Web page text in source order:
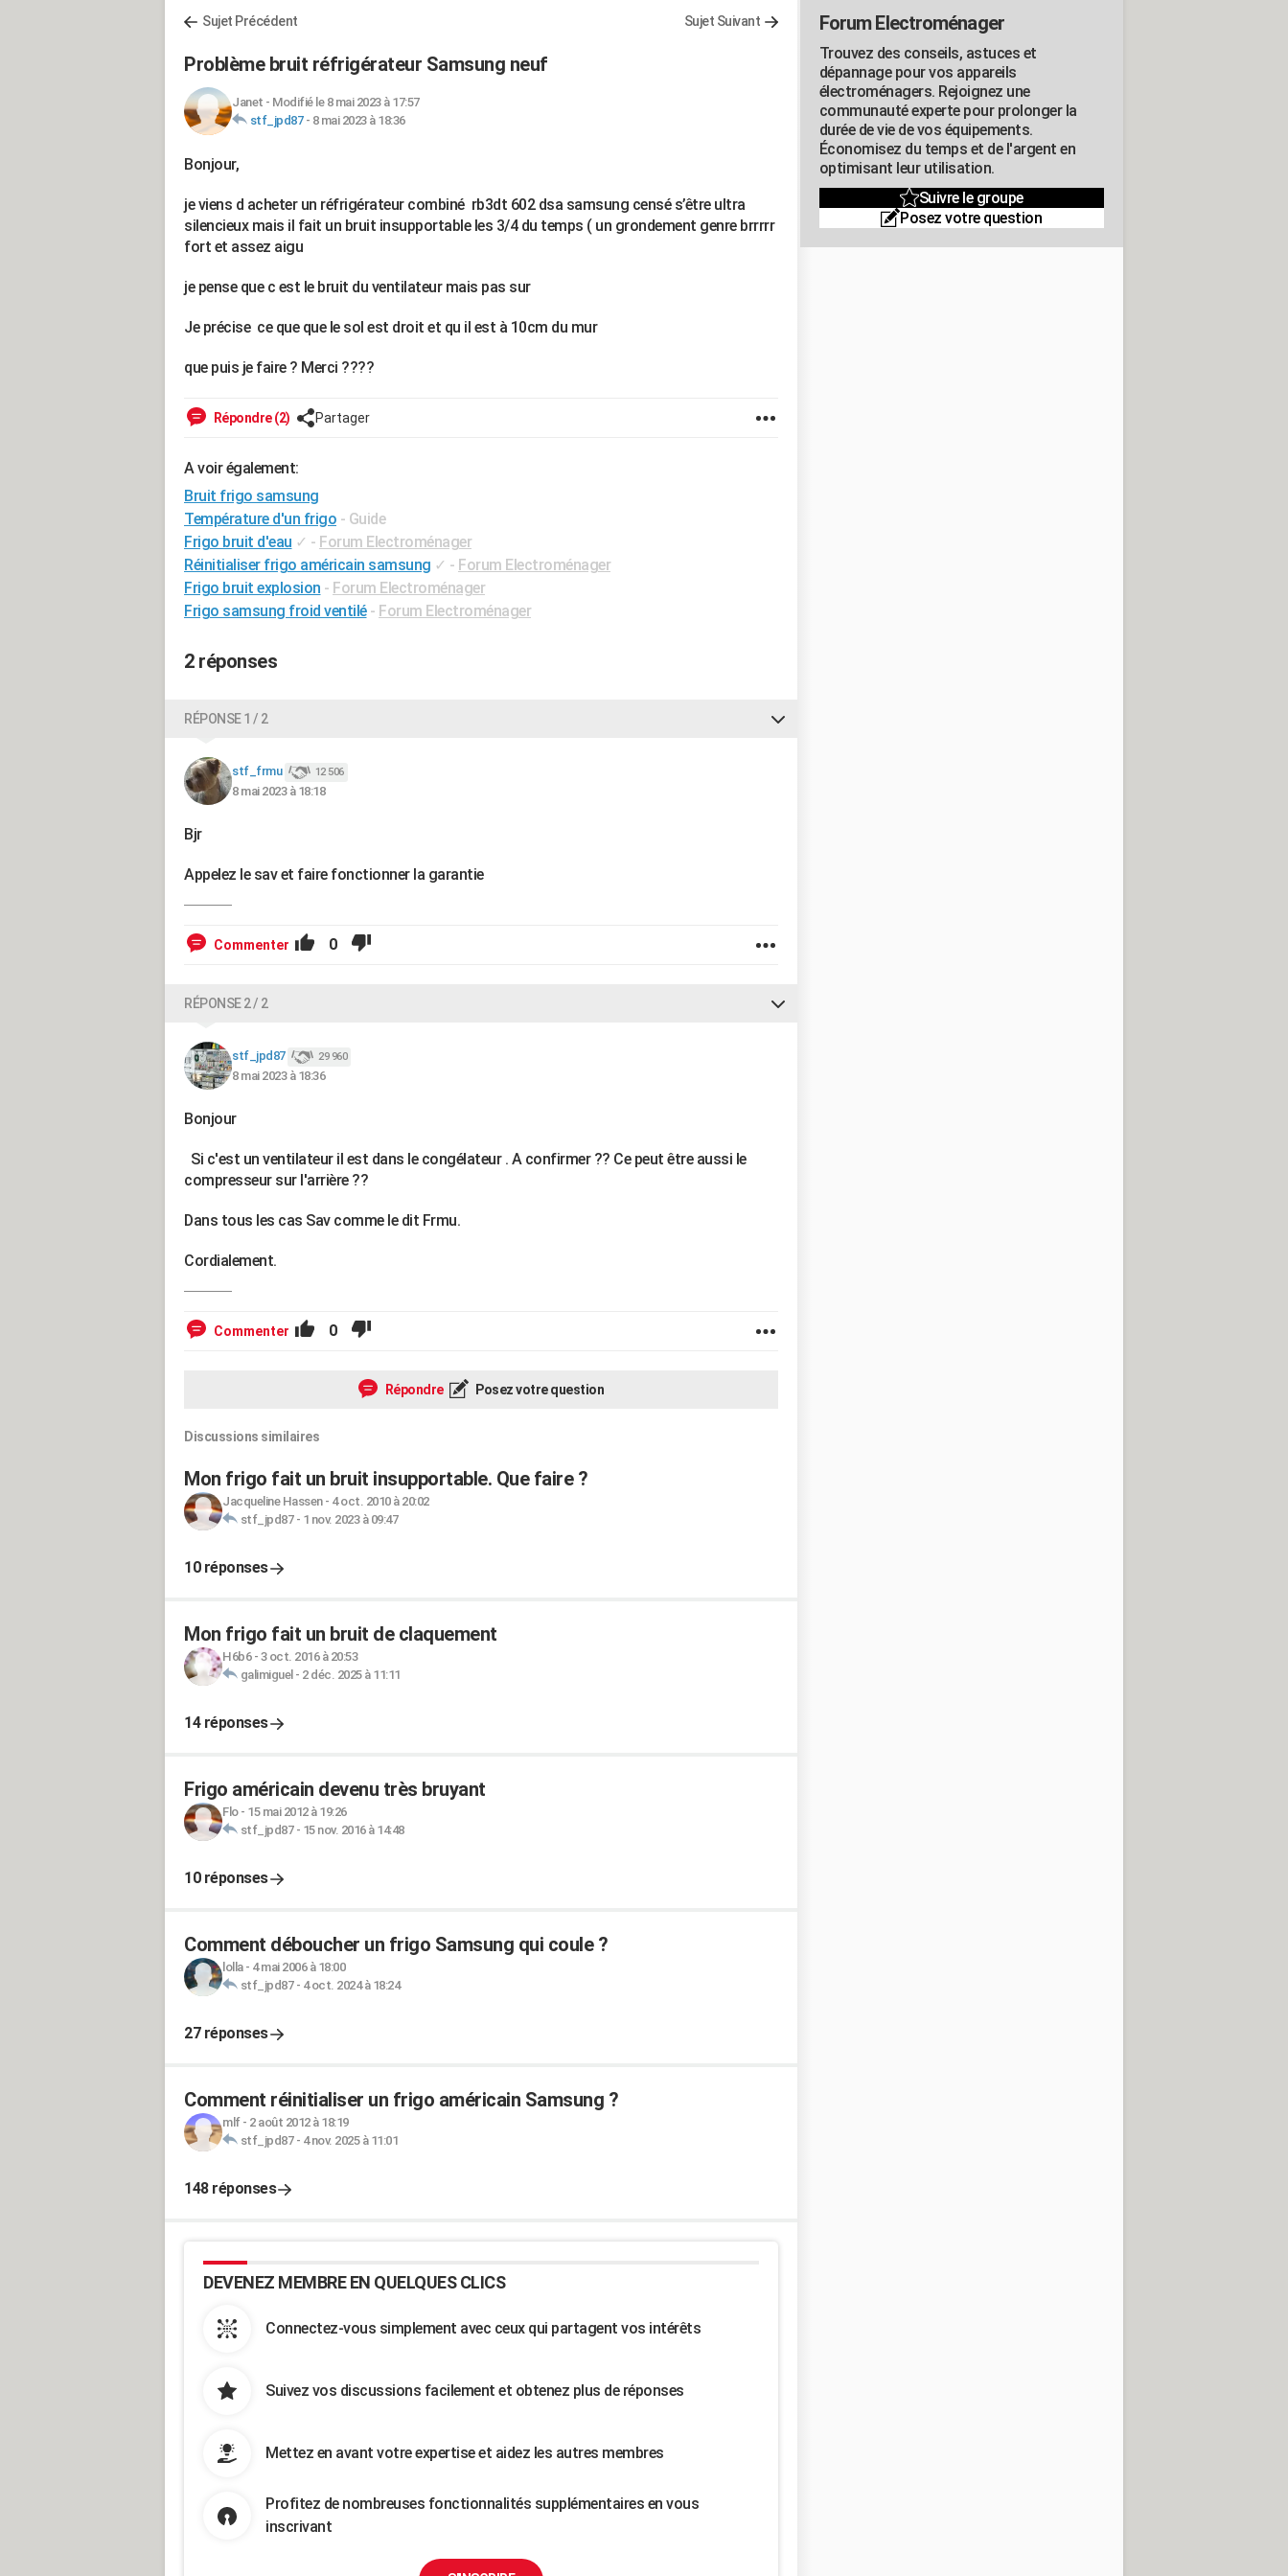
Sujet Précédent Sujet Suivant
Problème bruit réfrigérateur Samsung neuf
Janet - Modifié le 8 mai 2023 à 17:57
stf_jpd87- 8 mai 2023 à 18:36
Bonjour,
je viens d acheter un réfrigérateur combiné rb3dt 602 dsa samsung censé s’être ultra
silencieux mais il fait un bruit insupportable les 3/4 du temps ( un grondement genre brrrrr
fort et assez aigu
je pense que c est le bruit du ventilateur mais pas sur
Je précise ce que que le sol est droit et qu il est à 10cm du mur
que puis je faire ? Merci ????
Répondre (2) Partager
A voir également:
Bruit frigo samsung
Température d'un frigo - Guide
Frigo bruit d'eau ✓ - Forum Electroménager
Réinitialiser frigo américain samsung ✓ - Forum Electroménager
Frigo bruit explosion - Forum Electroménager
Frigo samsung froid ventilé - Forum Electroménager
2 réponses
RÉPONSE 1 / 2
stf_frmu 12 506
8 mai 2023 à 18:18
Bjr
Appelez le sav et faire fonctionner la garantie
Commenter 0
RÉPONSE 2 / 2
stf_jpd87 29 960
8 mai 2023 à 18:36
Bonjour
Si c'est un ventilateur il est dans le congélateur . A confirmer ?? Ce peut être aussi le
compresseur sur l'arrière ??
Dans tous les cas Sav comme le dit Frmu.
Cordialement.
Commenter 0
Répondre Posez votre question
Discussions similaires
Mon frigo fait un bruit insupportable. Que faire ?
Jacqueline Hassen- 4 oct. 2010 à 20:02
stf_jpd87- 1 nov. 2023 à 09:47
10 réponses
Mon frigo fait un bruit de claquement
H6b6- 3 oct. 2016 à 20:53
galimiguel - 2 déc. 2025 à 11:11
14 réponses
Frigo américain devenu très bruyant
Flo- 15 mai 2012 à 19:26
stf_jpd87- 15 nov. 2016 à 14:48
10 réponses
Comment déboucher un frigo Samsung qui coule ?
lolla- 4 mai 2006 à 18:00
stf_jpd87- 4 oct. 2024 à 18:24
27 réponses
Comment réinitialiser un frigo américain Samsung ?
mlf- 2 août 2012 à 18:19
stf_jpd87- 4 nov. 2025 à 11:01
148 réponses
DEVENEZ MEMBRE EN QUELQUES CLICS
Connectez-vous simplement avec ceux qui partagent vos intérêts
Suivez vos discussions facilement et obtenez plus de réponses
Mettez en avant votre expertise et aidez les autres membres
Profitez de nombreuses fonctionnalités supplémentaires en vous
inscrivant
Forum Electroménager
Trouvez des conseils, astuces et
dépannage pour vos appareils
électroménagers. Rejoignez une
communauté experte pour prolonger la
durée de vie de vos équipements.
Économisez du temps et de l'argent en
optimisant leur utilisation.
Suivre le groupe
Posez votre question